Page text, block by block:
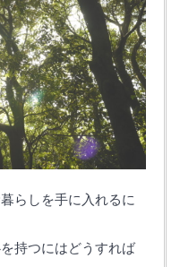
らしを手に入れるに
持つにはどうすれば